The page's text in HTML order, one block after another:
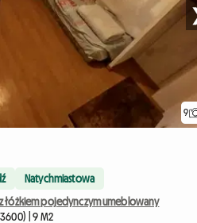
9
Natychmiastowa
łóżkiem pojedynczym umeblowany
| 9 M2